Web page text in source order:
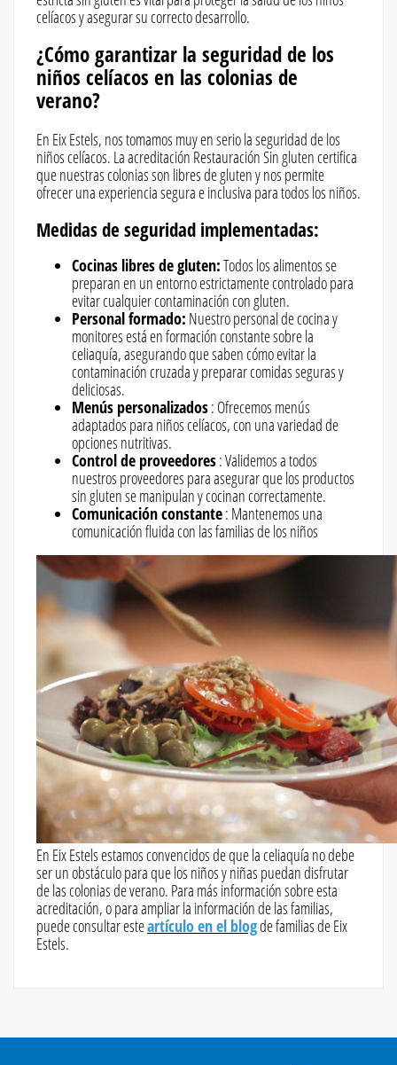
celíacos y asegurar su correcto desarrollo.
¿Cómo garantizar la seguridad de los
niños celíacos en las colonias de
verano?
En Eix Estels, nos tomamos muy en serio la seguridad de los
niños celíacos. La acreditación Restauración Sin gluten certifica
que nuestras colonias son libres de gluten y nos permite
ofrecer una experiencia segura e inclusiva para todos los niños.
Medidas de seguridad implementadas:
Cocinas libres de gluten:Todos los alimentos se
preparan en un entorno estrictamente controlado para
evitar cualquier contaminación con gluten.
Personal formado: Nuestro personal de cocina y
monitores está en formación constante sobre la
celiaquía, asegurando que saben cómo evitar la
contaminación cruzada y preparar comidas seguras y
deliciosas.
Menús personalizados: Ofrecemos menús
adaptados para niños celíacos, con una variedad de
opciones nutritivas.
Control de proveedores: Validemos a todos
nuestros proveedores para asegurar que los productos
sin gluten se manipulan y cocinan correctamente.
Comunicación constante: Mantenemos una
comunicación fluida con las familias de los niños
En Eix Estels estamos convencidos de que la celiaquía no debe
ser un obstáculo para que los niños y niñas puedan disfrutar
de las colonias de verano. Para más información sobre esta
acreditación, o para ampliar la información de las familias,
puede consultar esteartículo en el blogde familias de Eix
Estels.